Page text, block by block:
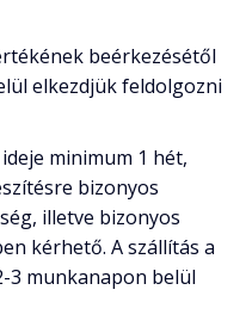
beérkezésétől
elkezdjük feldolgozni
minimum 1 hét,
bizonyos
illetve bizonyos
kérhető. A szállítás a
3 munkanapon belül